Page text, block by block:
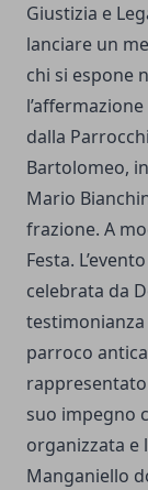
Giustizia e
lanciare un
chi si espone
dalla
Bartolomeo,
Mario
frazione.​ A
Festa.
celebrata da
testimonianza
parroco
suo impegno
organizzata e
Manganiello